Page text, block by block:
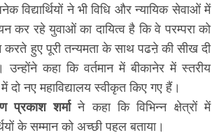
विद्यार्थियों ने भी विधि और न्यायिक सेवाओं में
कर रहे युवाओं का दायित्व है कि वे परम्परा को
हुए पूरी तन्यमता के साथ पढऩे की सीख दी
कहा कि वर्तमान में बीकानेर में स्तरीय
दो नए महाविद्यालय स्वीकृत किए गए हैं।
प्रकाश शर्माने कहा कि विभिन्न क्षेत्रों में
के सम्मान को अच्छी पहल बताया।